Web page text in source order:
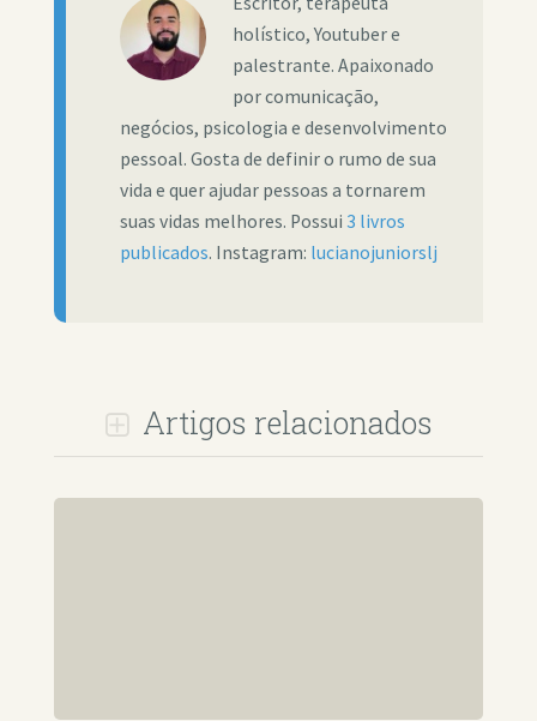
holístico, Youtuber e
palestrante. Apaixonado
por comunicação,
negócios, psicologia e desenvolvimento
pessoal. Gosta de definir o rumo de sua
vida e quer ajudar pessoas a tornarem
suas vidas melhores. Possui 3 livros
publicados. Instagram: lucianojuniorslj
Artigos relacionados